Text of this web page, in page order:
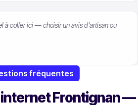
à coller ici — choisir un avis d'artisan ou
fréquentes
Frontignan —